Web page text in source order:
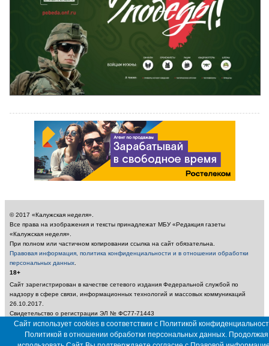
© 2017 «Калужская неделя».
Все права на изображения и тексты принадлежат МБУ «Редакция газеты
«Калужская неделя».
При полном или частичном копировании ссылка на сайт обязательна.
Правовая информация, политика конфиденциальности и в отношении обработки
персональных данных
18+
Сайт зарегистрирован в качестве сетевого издания Федеральной службой по
надзору в сфере связи, информационных технологий и массовых коммуникаций
26.10.2017.
Свидетельство о регистрации ЭЛ № ФС77-71443
Учредитель: Муниципальное бюджетное учреждение «Редакция газеты «Калужская
неделя»
Главный редактор: Амбарцумян А. Ю. / Электронный адрес редакции:
Сайт использует cookies в соответствии с Политикой
Политикой в отношении обработки персональных данных. Продолжая